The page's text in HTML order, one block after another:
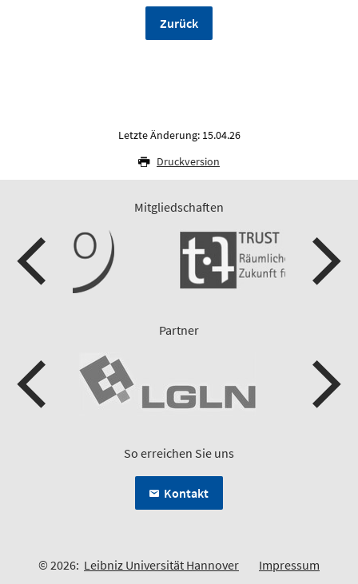
Zurück
Letzte Änderung: 15.04.26
Druckversion
Mitgliedschaften
Partner
So erreichen Sie uns
Kontakt
© 2026: Leibniz Universität Hannover Impressum